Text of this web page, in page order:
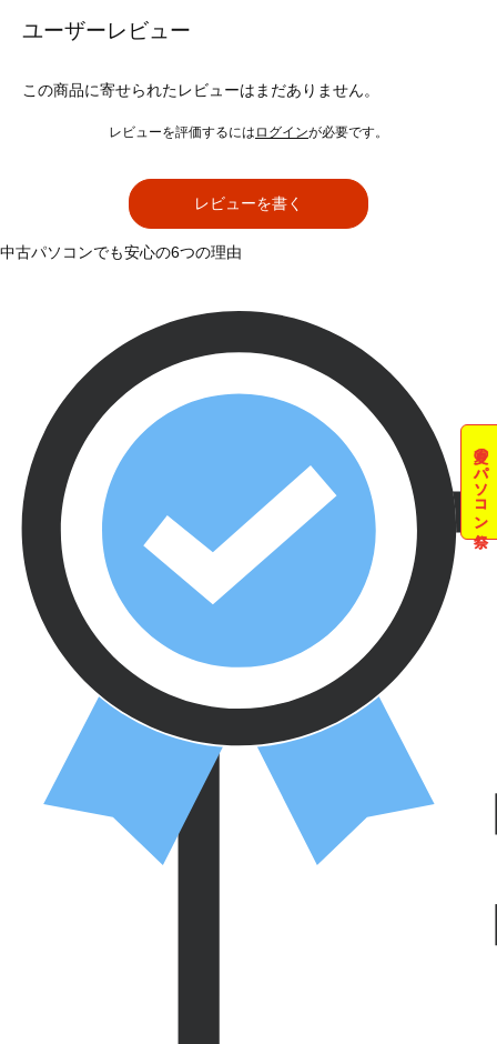
ユーザーレビュー
この商品に寄せられたレビューはまだありません。
レビューを評価するには ログインが必要です。
レビューを書く
夏のパソコン祭
中古パソコンでも安心の6つの理由